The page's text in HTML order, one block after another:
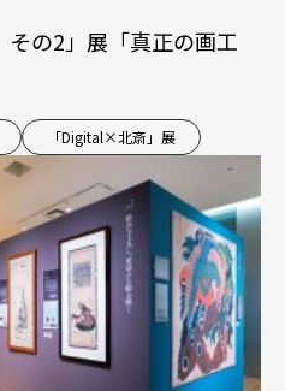
その2」展「真正の画工
「Digital×北斎」展